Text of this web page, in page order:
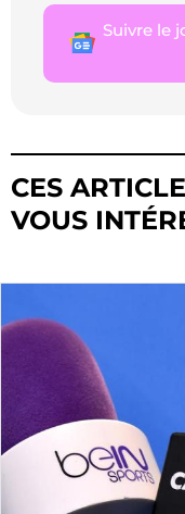
Suivre le
CES
VOUS